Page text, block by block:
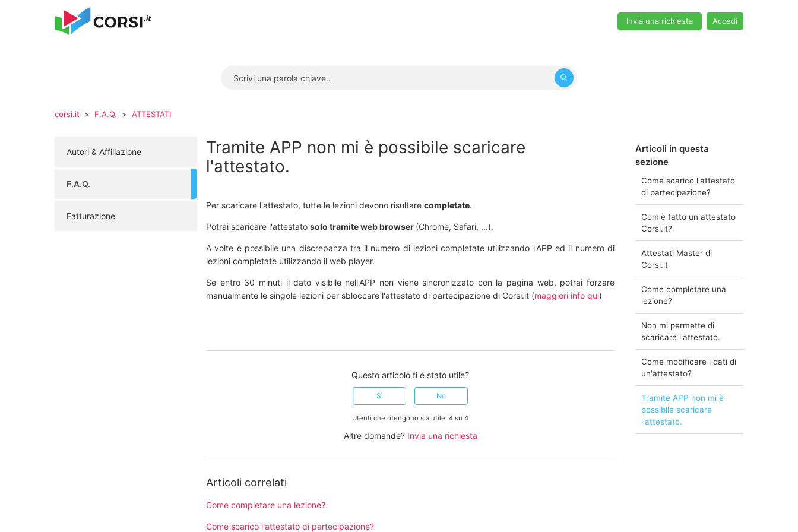
Invia una richiesta Accedi
corsi.it F.A.Q. ATTESTATI
Autori & Affiliazione
F.A.Q.
Fatturazione
Articoli in questa
sezione
Come scarico l'attestato
di partecipazione?
Com'è fatto un attestato
Corsi.it?
Attestati Master di
Corsi.it
Come completare una
lezione?
Non mi permette di
scaricare l'attestato.
Come modificare i dati di
un'attestato?
Tramite APP non mi è
possibile scaricare
l'attestato.
Tramite APP non mi è possibile scaricare
l'attestato.
Per scaricare l'attestato, tutte le lezioni devono risultarecompletate.
Potrai scaricare l'attestatosolo tramite web browser (Chrome, Safari, ...).
A volte è possibile una discrepanza tra il numero di lezioni completate utilizzando l'APP ed il numero di
lezioni completate utilizzando il web player.
Se entro 30 minuti il dato visibile nell'APP non viene sincronizzato con la pagina web, potrai forzare
manualmente le singole lezioni per sbloccare l'attestato di partecipazione di Corsi.it (maggiori info qui)
Questo articolo ti è stato utile?
Sì No
Utenti che ritengono sia utile: 4 su 4
Altre domande? Invia una richiesta
Articoli correlati
Come completare una lezione?
Come scarico l'attestato di partecipazione?